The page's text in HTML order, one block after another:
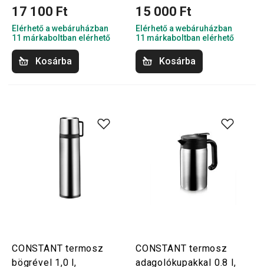
17 100 Ft
Elérhető a webáruházban
11 márkaboltban elérhető
Kosárba
15 000 Ft
Elérhető a webáruházban
11 márkaboltban elérhető
Kosárba
CONSTANT termosz
bögrével 1,0 l,
CONSTANT termosz
adagolókupakkal 0.8 l,